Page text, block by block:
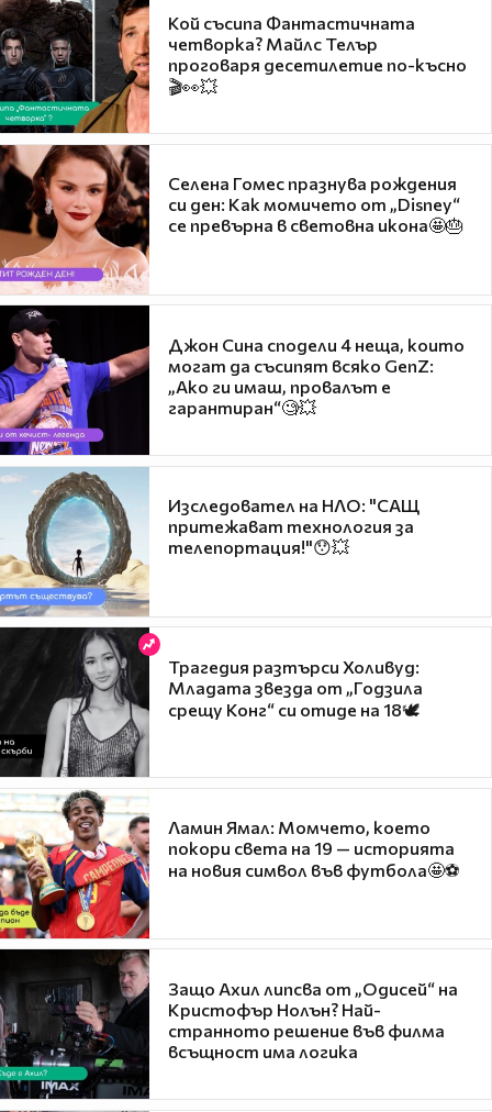
Кой съсипа Фантастичната
четворка? Майлс Телър
проговаря десетилетие по-късно
🎬👀💥
Селена Гомес празнува рождения
си ден: Как момичето от „Disney“
се превърна в световна икона🤩🎂
Джон Сина сподели 4 неща, които
могат да съсипят всяко GenZ:
„Ако ги имаш, провалът е
гарантиран“🧐💥
Изследовател на НЛО: "САЩ
притежават технология за
телепортация!"😯💥
Трагедия разтърси Холивуд:
Младата звезда от „Годзила
срещу Конг“ си отиде на 18🕊️
Ламин Ямал: Момчето, което
покори света на 19 — историята
на новия символ във футбола🤩⚽
Защо Ахил липсва от „Одисей“ на
Кристофър Нолън? Най-
странното решение във филма
всъщност има логика